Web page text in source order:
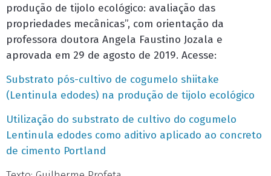
produção de tijolo ecológico: avaliação das
propriedades mecânicas”, com orientação da
professora doutora Angela Faustino Jozala e
aprovada em 29 de agosto de 2019. Acesse:
Substrato pós-cultivo de cogumelo shiitake
(Lentinula edodes) na produção de tijolo ecológico
Utilização do substrato de cultivo do cogumelo
Lentinula edodes como aditivo aplicado ao concreto
de cimento Portland